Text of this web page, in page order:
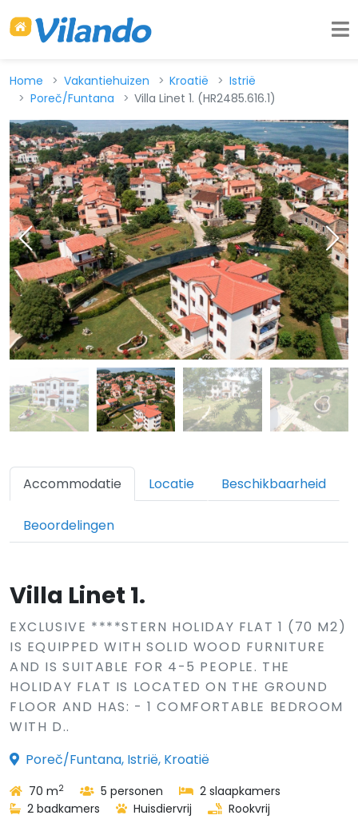
Home Vakantiehuizen Kroatië
Istrië
Poreč/Funtana
Villa Linet 1. (HR2485.616.1)
Accommodatie Locatie Beschikbaarheid
Beoordelingen
Villa Linet 1.
EXCLUSIVE ****STERN HOLIDAY FLAT 1 (70 M2)
IS EQUIPPED WITH SOLID WOOD FURNITURE
AND IS SUITABLE FOR 4-5 PEOPLE. THE
HOLIDAY FLAT IS LOCATED ON THE GROUND
FLOOR AND HAS: - 1 COMFORTABLE BEDROOM
WITH D..
Poreč/Funtana, Istrië, Kroatië
70 m2 5 personen
2 slaapkamers
2 badkamers
Huisdiervrij Rookvrij